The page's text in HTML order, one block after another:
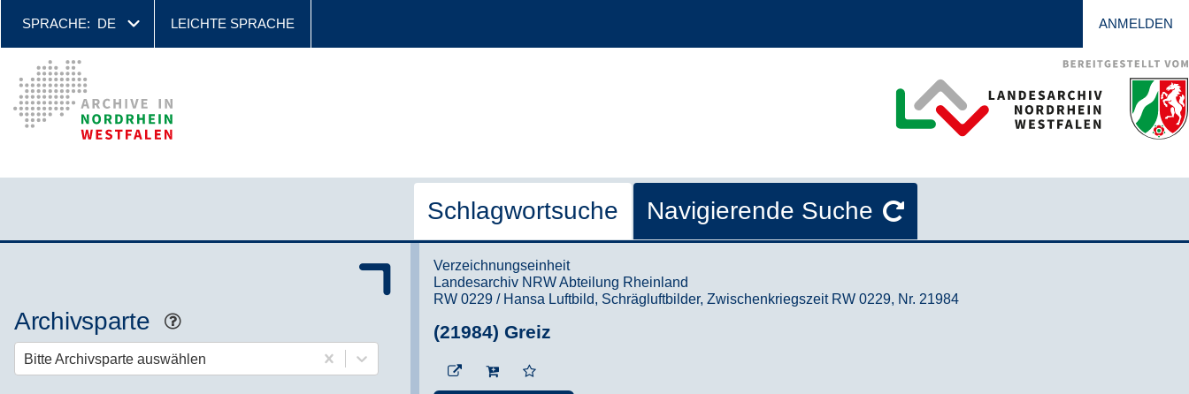
SPRACHE: DE LEICHTE SPRACHE ANMELDEN
Schlagwortsuche Navigierende Suche
Archivsparte Hilfe
Bitte Archivsparte auswählen
Verzeichnungseinheit
Landesarchiv NRW Abteilung Rheinland
RW 0229 / Hansa Luftbild, Schrägluftbilder, Zwischenkriegszeit RW 0229, Nr. 21984
(21984) Greiz